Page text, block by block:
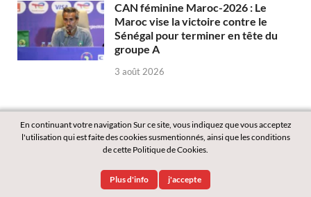
CAN féminine Maroc-2026 : Le
Maroc vise la victoire contre le
Sénégal pour terminer en tête du
groupe A
3 août 2026
WordPressandHitMag.
En continuant votre navigation Sur ce site, vous indiquez que vous acceptez
l'utilisation qui est faite des cookies susmentionnés, ainsi que les conditions
de cette Politique de Cookies.
Plus d'info j'accepte